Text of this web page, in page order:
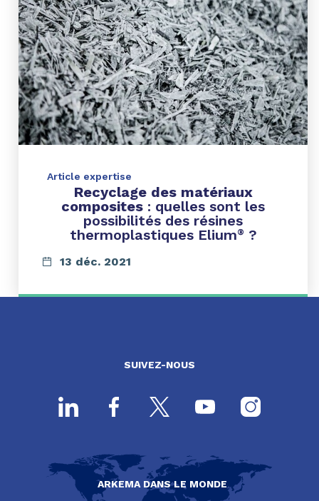
Article expertise
Recyclage des matériaux
composites : quelles sont les
possibilités des résines
thermoplastiques Elium® ?
13 déc. 2021
SUIVEZ-NOUS
ARKEMA DANS LE MONDE